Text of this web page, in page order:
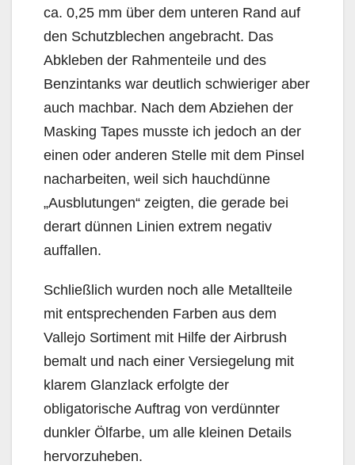
ca. 0,25 mm über dem unteren Rand auf
den Schutzblechen angebracht. Das
Abkleben der Rahmenteile und des
Benzintanks war deutlich schwieriger aber
auch machbar. Nach dem Abziehen der
Masking Tapes musste ich jedoch an der
einen oder anderen Stelle mit dem Pinsel
nacharbeiten, weil sich hauchdünne
„Ausblutungen“ zeigten, die gerade bei
derart dünnen Linien extrem negativ
auffallen.
Schließlich wurden noch alle Metallteile
mit entsprechenden Farben aus dem
Vallejo Sortiment mit Hilfe der Airbrush
bemalt und nach einer Versiegelung mit
klarem Glanzlack erfolgte der
obligatorische Auftrag von verdünnter
dunkler Ölfarbe, um alle kleinen Details
hervorzuheben.